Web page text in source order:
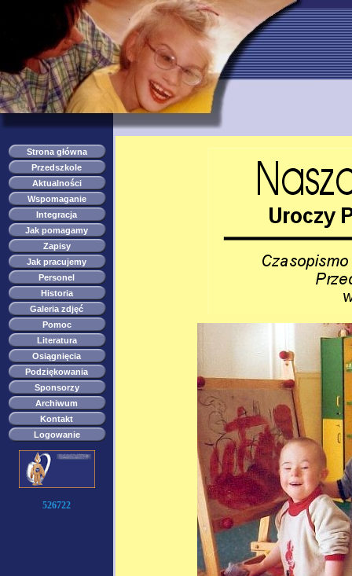
Strona główna
Przedszkole
Aktualności
Wspomaganie
Integracja
Jak pomagamy
Zapisy
Jak pracujemy
Personel
Historia
Galeria zdjęć
Pomoc
Literatura
Osiągnięcia
Podziękowania
Sponsorzy
Archiwum
Kontakt
Logowanie
526722